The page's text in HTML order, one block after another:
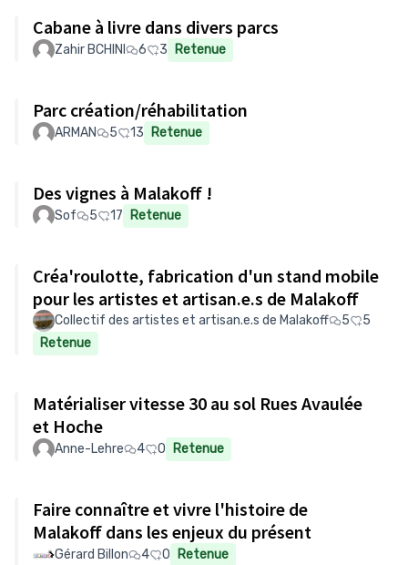
Cabane à livre dans divers parcs
Zahir BCHINI 6 3 Retenue
Parc création/réhabilitation
ARMAN 5 13 Retenue
Des vignes à Malakoff !
Sof 5 17 Retenue
Créa'roulotte, fabrication d'un stand mobile
pour les artistes et artisan.e.s de Malakoff
Collectif des artistes et artisan.e.s de Malakoff 5
5
Retenue
Matérialiser vitesse 30 au sol Rues Avaulée
et Hoche
Anne-Lehre 4 0 Retenue
Faire connaître et vivre l'histoire de
Malakoff dans les enjeux du présent
Gérard Billon 4 0 Retenue